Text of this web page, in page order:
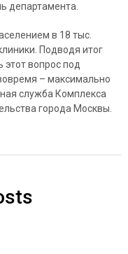
департамента.
в 18 тыс.
Подводя итог
вопрос под
– максимально
служба Комплекса
города Москвы.